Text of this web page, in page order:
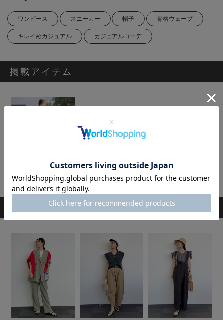
ワンピース スニーカー 帽子 骨格ウェーブ
キレイめカジュアル カジュアルコーデ
掲載アイテム
[SECRET TROPHY]フリルスリーブワンピース
20,900円
スタッフのその他のコーディネート